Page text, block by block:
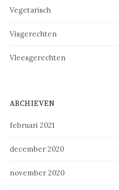
Vegetarisch
Visgerechten
Vleesgerechten
ARCHIEVEN
februari 2021
december 2020
november 2020